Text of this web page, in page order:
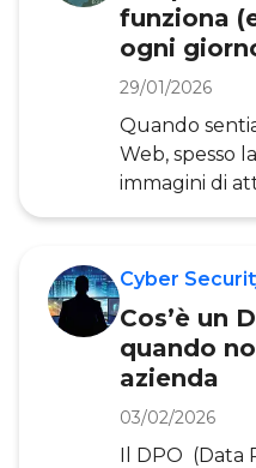
delle
informatica di
sempre più
sensibili
panorama
funziona
ogni
29/01/2026
Quando
Web, spesso
immagini di
contenuti
per lo più
la nostra
bancario
su
navigando nel
rendercene
Cyber
Cos’è un
quando
azienda
03/02/2026
Il DPO (Data